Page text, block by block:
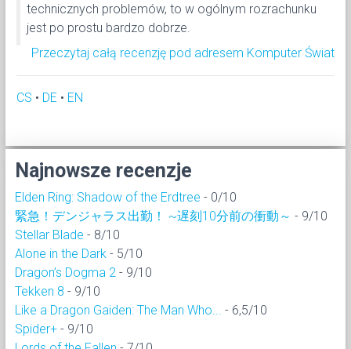
technicznych problemów, to w ogólnym rozrachunku
jest po prostu bardzo dobrze.
Przeczytaj całą recenzję pod adresem Komputer Świat
CS • DE • EN
Najnowsze recenzje
Elden Ring: Shadow of the Erdtree - 0/10
緊急！デンジャラス出勤！ ~遅刻10分前の衝動～ - 9/10
Stellar Blade - 8/10
Alone in the Dark - 5/10
Dragon’s Dogma 2 - 9/10
Tekken 8 - 9/10
Like a Dragon Gaiden: The Man Who...
- 6,5/10
Spider+ - 9/10